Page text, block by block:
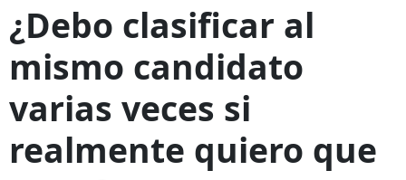
¿Debo clasificar al
mismo candidato
varias veces si
realmente quiero que